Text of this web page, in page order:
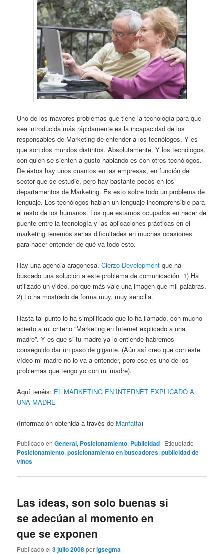
Uno de los mayores problemas que tiene la tecnología para que
sea introducida más rápidamente es la incapacidad de los
responsables de Marketing de entender a los tecnólogos. Y es
que son dos mundos distintos. Absolutamente. Y los tecnólogos,
con quien se sienten a gusto hablando es con otros tecnólogos.
De éstos hay unos cuantos en las empresas, en función del
sector que se estudie, pero hay bastante pocos en los
departamentos de Marketing. Es esto sobre todo un problema de
lenguaje. Los tecnólogos hablan un lenguaje incomprensible para
el resto de los humanos. Los que estamos ocupados en hacer de
puente entre la tecnología y las aplicaciones prácticas en el
marketing tenemos serias dificultades en muchas ocasiones
para hacer entender de qué va todo esto.
Hay una agencia aragonesa,Cierzo Developmentque ha
buscado una solución a este problema de comunicación. 1) Ha
utilizado un video, porque más vale una imagen que mil palabras.
2) Lo ha mostrado de forma muy, muy sencilla.
Hasta tal punto lo ha simplificado que lo ha llamado, con mucho
acierto a mi criterio “Marketing en Internet explicado a una
madre”. Y es que si tu madre ya lo entiende habremos
conseguido dar un paso de gigante. (Aún así creo que con este
vídeo mi madre no lo va a entender, pero ese es uno de los
problemas que tengo yo con mi madre).
Aquí tenéis: EL MARKETING EN INTERNET EXPLICADO A
UNA MADRE
(Información obtenida a través de Manfatta)
Publicado en General, Posicionamiento, Publicidad | Etiquetado
Posicionamiento,posicionamiento en buscadores,publicidad de
vinos
Las ideas, son solo buenas si
se adecúan al momento en
que se exponen
Publicado el3 julio 2008porigsegma